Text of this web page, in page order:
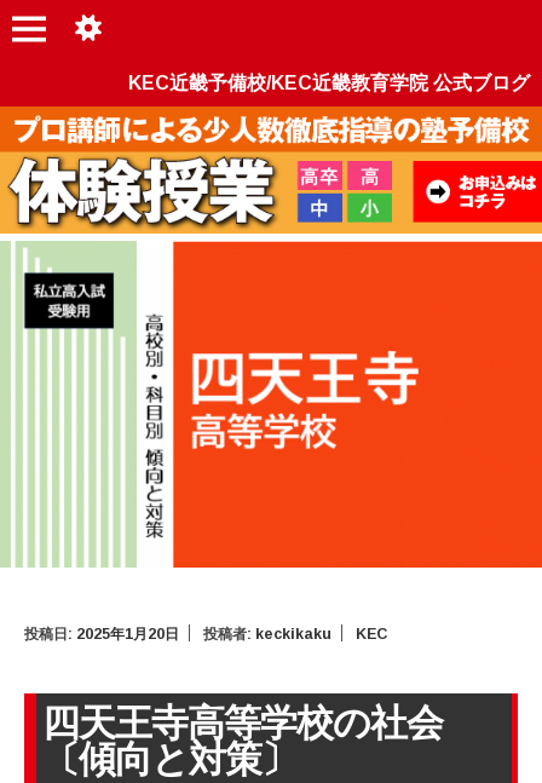
KEC近畿予備校/KEC近畿教育学院 公式ブログ
投稿日: 2025年1月20日 投稿者: keckikaku KEC
四天王寺高等学校の社会
〔傾向と対策〕